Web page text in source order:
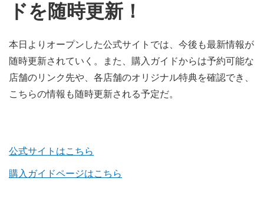
ドを随時更新！
本日よりオープンした公式サイトでは、今後も最新情報が
随時更新されていく。また、購入ガイドからは予約可能な
店舗のリンク先や、各店舗のオリジナル特典を確認でき、
こちらの情報も随時更新される予定だ。
公式サイトはこちら
購入ガイドページはこちら